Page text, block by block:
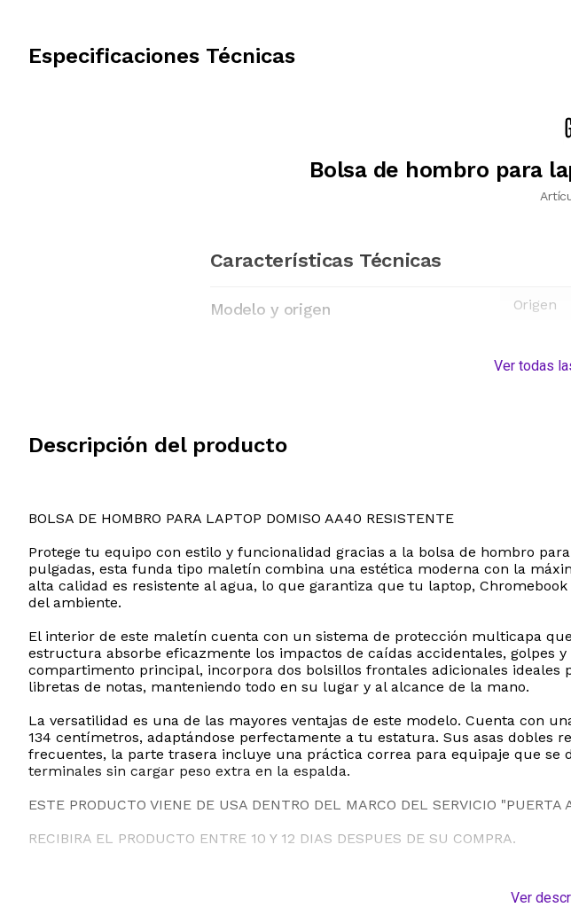
Especificaciones Técnicas
Bolsa de hombro para
Características Técnicas
Modelo y origen Origen
Ver todas
Descripción del producto
BOLSA DE HOMBRO PARA LAPTOP DOMISO AA40 RESISTENTE
Protege tu equipo con estilo y funcionalidad gracias a la bolsa de hombro
pulgadas, esta funda tipo maletín combina una estética moderna con la
alta calidad es resistente al agua, lo que garantiza que tu laptop,
del ambiente.
El interior de este maletín cuenta con un sistema de protección multicapa
estructura absorbe eficazmente los impactos de caídas accidentales, golpes
compartimento principal, incorpora dos bolsillos frontales adicionales ideales
libretas de notas, manteniendo todo en su lugar y al alcance de la mano.
La versatilidad es una de las mayores ventajas de este modelo. Cuenta con
134 centímetros, adaptándose perfectamente a tu estatura. Sus asas
frecuentes, la parte trasera incluye una práctica correa para equipaje que
terminales sin cargar peso extra en la espalda.
ESTE PRODUCTO VIENE DE USA DENTRO DEL MARCO DEL SERVICIO
RECIBIRA EL PRODUCTO ENTRE 10 Y 12 DIAS DESPUES DE SU COMPRA.
Ver